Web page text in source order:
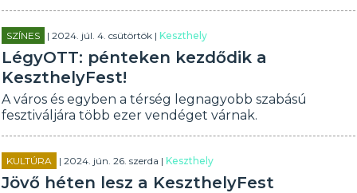
SZÍNES | 2024. júl. 4. csütörtök |Keszthely
LégyOTT: pénteken kezdődik a
KeszthelyFest!
A város és egyben a térség legnagyobb szabású
fesztiváljára több ezer vendéget várnak.
KULTÚRA | 2024. jún. 26. szerda |Keszthely
Jövő héten lesz a KeszthelyFest